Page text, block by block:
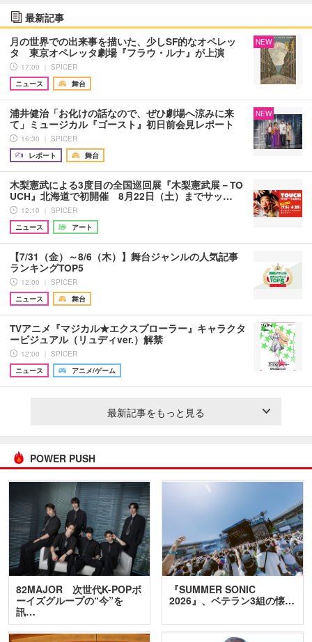
最新記事
月の世界での出来事を描いた、少しSF的なオペレッ
タ 東京オペレッタ劇場『フラウ・ルナ』が上演
17:00 ｜ SPICER
ニュース
舞台
NEW
浦井健治「お化けの話なので、ぜひ劇場へ涼みに来
て」ミュージカル『ゴースト』初日前会見レポート
16:30 ｜ SPICER
レポート
舞台
NEW
木梨憲武による3度目の全国巡回展『木梨憲武展－TO
UCH』北海道で初開催 8月22日（土）までサッ…
12:10 ｜ SPICER
ニュース
アート
【7/31（金）～8/6（木）】舞台ジャンルの人気記事
ランキングTOP5
12:00 ｜ SPICER
ニュース
舞台
TVアニメ『マジカル★エクスプローラー』キャラクタ
ービジュアル（リュディver.）解禁
12:00 ｜ SPICER
ニュース
アニメ/ゲーム
最新記事をもっと見る
POWER PUSH
82MAJOR 次世代K-POPボ
ーイズグループの“今”を
訊…
『SUMMER SONIC
2026』、ベテラン3組の懐…